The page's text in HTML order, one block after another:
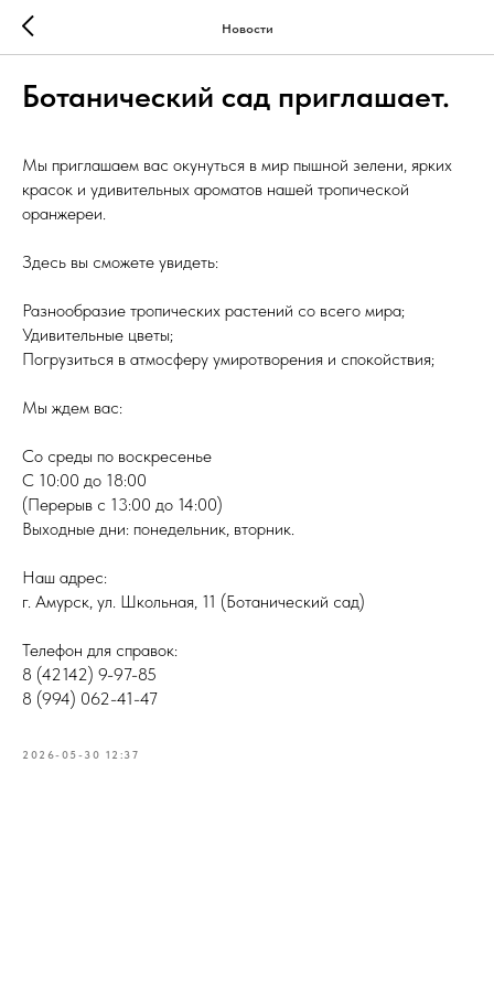
Новости
Ботанический сад приглашает.
Мы приглашаем вас окунуться в мир пышной зелени, ярких
красок и удивительных ароматов нашей тропической
оранжереи.
Здесь вы сможете увидеть:
Разнообразие тропических растений со всего мира;
Удивительные цветы;
Погрузиться в атмосферу умиротворения и спокойствия;
Мы ждем вас:
Со среды по воскресенье
С 10:00 до 18:00
(Перерыв с 13:00 до 14:00)
Выходные дни: понедельник, вторник.
Наш адрес:
г. Амурск, ул. Школьная, 11 (Ботанический сад)
Телефон для справок:
8 (42142) 9-97-85
8 (994) 062-41-47
2026-05-30 12:37